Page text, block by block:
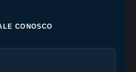
CONOSCO